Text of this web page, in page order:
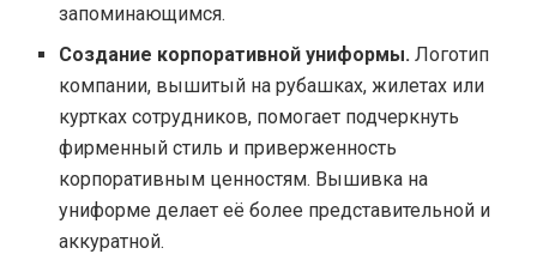
запоминающимся.
Создание корпоративной униформы. Логотип
компании, вышитый на рубашках, жилетах или
куртках сотрудников, помогает подчеркнуть
фирменный стиль и приверженность
корпоративным ценностям. Вышивка на
униформе делает её более представительной и
аккуратной.